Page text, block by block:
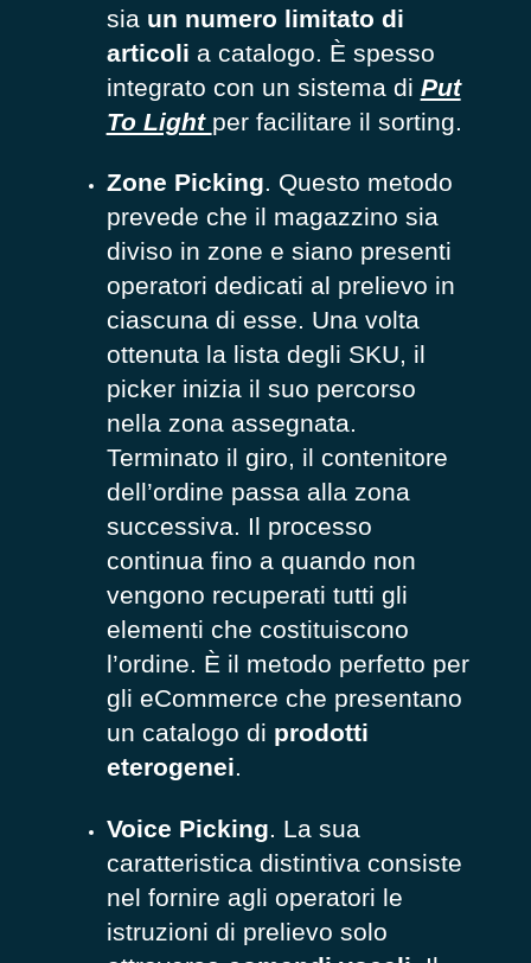
sia un numero limitato di
articoli a catalogo. È spesso
integrato con un sistema di Put
To Light per facilitare il sorting.
Zone Picking. Questo metodo
prevede che il magazzino sia
diviso in zone e siano presenti
operatori dedicati al prelievo in
ciascuna di esse. Una volta
ottenuta la lista degli SKU, il
picker inizia il suo percorso
nella zona assegnata.
Terminato il giro, il contenitore
dell’ordine passa alla zona
successiva. Il processo
continua fino a quando non
vengono recuperati tutti gli
elementi che costituiscono
l’ordine. È il metodo perfetto per
gli eCommerce che presentano
un catalogo di prodotti
eterogenei.
Voice Picking. La sua
caratteristica distintiva consiste
nel fornire agli operatori le
istruzioni di prelievo solo